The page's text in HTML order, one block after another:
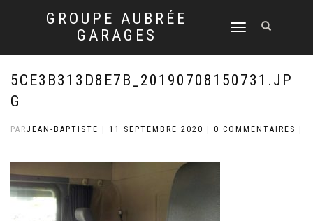
GROUPE AUBRÉE
GARAGES
DÉPLIER
NAVIGATION
5CE3B313D8E7B_20190708150731.JP
G
PARJEAN-BAPTISTE 11 SEPTEMBRE 2020 0 COMMENTAIRES